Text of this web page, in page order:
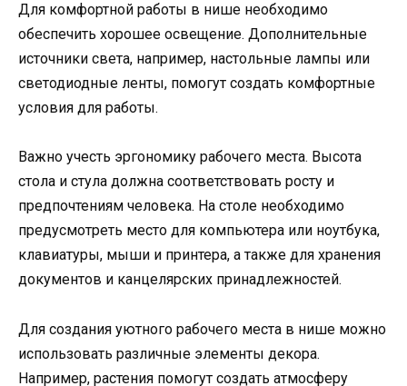
Для комфортной работы в нише необходимо
обеспечить хорошее освещение. Дополнительные
источники света, например, настольные лампы или
светодиодные ленты, помогут создать комфортные
условия для работы.
Важно учесть эргономику рабочего места. Высота
стола и стула должна соответствовать росту и
предпочтениям человека. На столе необходимо
предусмотреть место для компьютера или ноутбука,
клавиатуры, мыши и принтера, а также для хранения
документов и канцелярских принадлежностей.
Для создания уютного рабочего места в нише можно
использовать различные элементы декора.
Например, растения помогут создать атмосферу